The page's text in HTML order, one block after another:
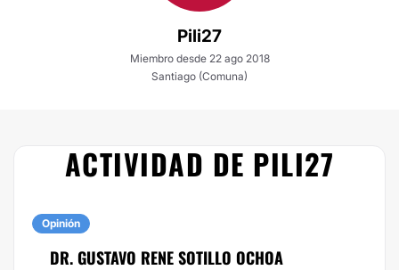
Pili27
Miembro desde 22 ago 2018
Santiago (Comuna)
ACTIVIDAD DE PILI27
Opinión
DR. GUSTAVO RENE SOTILLO OCHOA